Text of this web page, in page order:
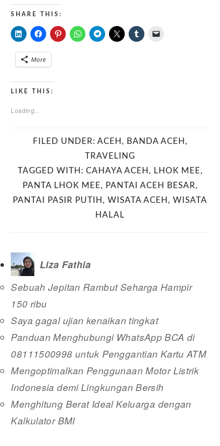
SHARE THIS:
More
LIKE THIS:
Loading...
FILED UNDER: ACEH , BANDA ACEH ,
TRAVELING
TAGGED WITH: CAHAYA ACEH , LHOK MEE,
PANTA LHOK MEE, PANTAI ACEH BESAR,
PANTAI PASIR PUTIH , WISATA ACEH , WISATA
HALAL
Liza Fathia
Sebuah Jepitan Rambut Seharga Hampir
150 ribu
Saya gagal ujian kenaikan tingkat
Panduan Menghubungi WhatsApp BCA di
08111500998 untuk Penggantian Kartu ATM
Mengoptimalkan Penggunaan Motor Listrik
Indonesia demi Lingkungan Bersih
Menghitung Berat Ideal Keluarga dengan
Kalkulator BMI